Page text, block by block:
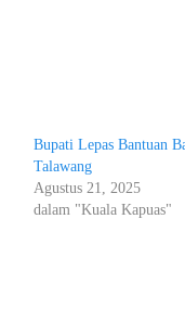
Bupati Lepas Bantuan
Talawang
Agustus 21, 2025
dalam "Kuala Kapuas"